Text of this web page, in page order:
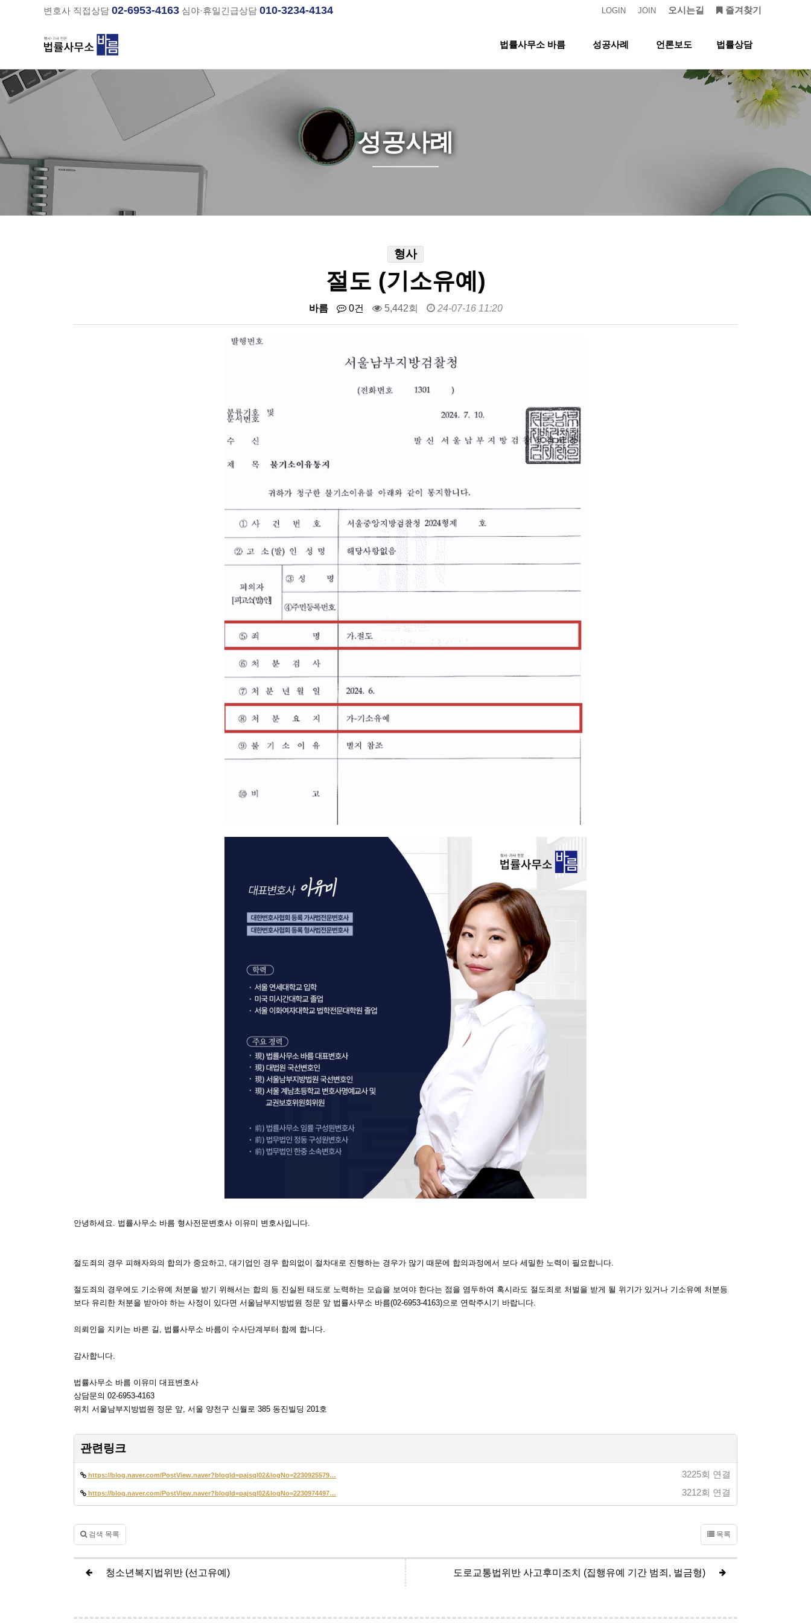
변호사 직접상담 02-6953-4163 심야·휴일긴급상담 010-3234-4134 즐겨찾기
오시는길
JOIN
LOGIN
법률사무소 바름 성공사례
하위분류
언론보도 법률상담
성공사례
형사
절도 (기소유예)
바름 0건 5,442회 24-07-16 11:20
안녕하세요. 법률사무소 바름 형사전문변호사 이유미 변호사입니다.
절도죄의 경우 피해자와의 합의가 중요하고, 대기업인 경우 합의없이 절차대로 진행하는 경우가 많기 때문에 합의과정에서 보다 세밀한 노력이 필요합니다.
절도죄의 경우에도 기소유예 처분을 받기 위해서는 합의 등 진실된 태도로 노력하는 모습을 보여야 한다는 점을 염두하여 혹시라도 절도죄로 처벌을 받게 될 위기가 있거나 기소유예 처분등
보다 유리한 처분을 받아야 하는 사정이 있다면 서울남부지방법원 정문 앞 법률사무소 바름(02-6953-4163)으로 연락주시기 바랍니다.
의뢰인을 지키는 바른 길, 법률사무소 바름이 수사단계부터 함께 합니다.
감사합니다.
법률사무소 바름 이유미 대표변호사
상담문의 02-6953-4163
위치 서울남부지방법원 정문 앞, 서울 양천구 신월로 385 동진빌딩 201호
관련링크
https://blog.naver.com/PostView.naver?blogId=pajsql02&logNo=2230925579… 3225회 연결
https://blog.naver.com/PostView.naver?blogId=pajsql02&logNo=2230974497… 3212회 연결
검색 목록 목록
청소년복지법위반 (선고유예) 도로교통법위반 사고후미조치 (집행유예 기간 범죄, 벌금형)